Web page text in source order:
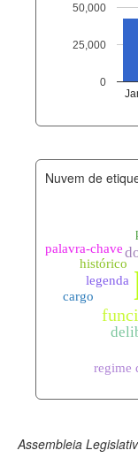
0
25,000
50,000
Nuvem de
Assembleia